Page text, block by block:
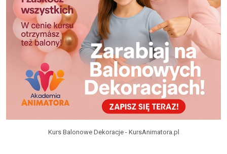
Kurs Balonowe Dekoracje - KursAnimatora.pl